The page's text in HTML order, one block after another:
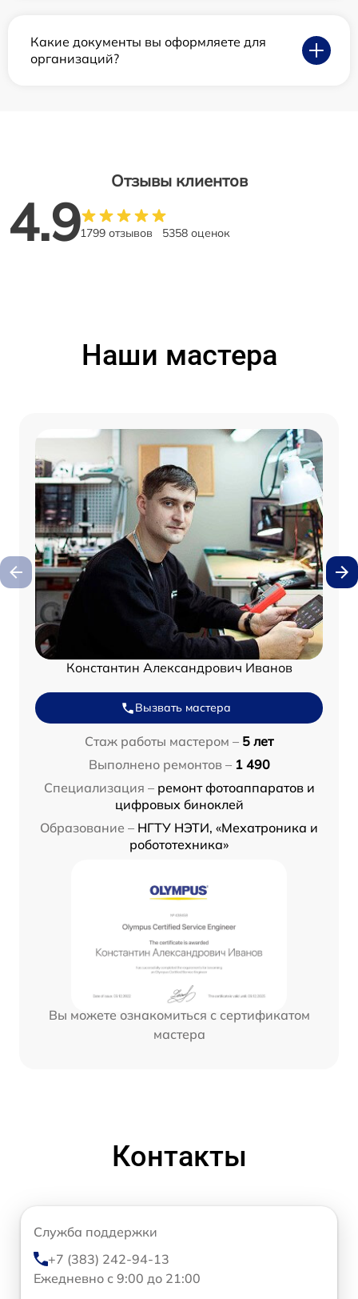
Какие документы вы оформляете для
организаций?
Отзывы клиентов
4.91799 отзывов 5358 оценок
Наши мастера
Константин Александрович Иванов
Вызвать мастера
Стаж работы мастером – 5 лет
Выполнено ремонтов – 1 490
Специализация – ремонт фотоаппаратов и
цифровых биноклей
Образование – НГТУ НЭТИ, «Мехатроника и
робототехника»
Вы можете ознакомиться с сертификатом
мастера
Контакты
Служба поддержки
+7 (383) 242-94-13
Ежедневно с 9:00 до 21:00